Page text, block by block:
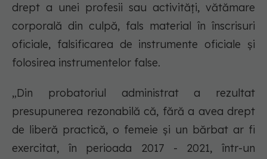
drept a unei profesii sau activități, vătămare
corporală din culpă, fals material în înscrisuri
oficiale, falsificarea de instrumente oficiale și
folosirea instrumentelor false.
„Din probatoriul administrat a rezultat
presupunerea rezonabilă că, fără a avea drept
de liberă practică, o femeie și un bărbat ar fi
exercitat, în perioada 2017 - 2021, într-un